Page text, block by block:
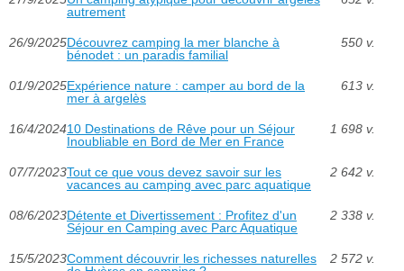
autrement
26/9/2025Découvrez camping la mer blanche à
bénodet : un paradis familial
550 v.
01/9/2025Expérience nature : camper au bord de la
mer à argelès
613 v.
16/4/202410 Destinations de Rêve pour un Séjour
Inoubliable en Bord de Mer en France
1 698 v.
07/7/2023Tout ce que vous devez savoir sur les
vacances au camping avec parc aquatique
2 642 v.
08/6/2023Détente et Divertissement : Profitez d'un
Séjour en Camping avec Parc Aquatique
2 338 v.
15/5/2023Comment découvrir les richesses naturelles
2 572 v.